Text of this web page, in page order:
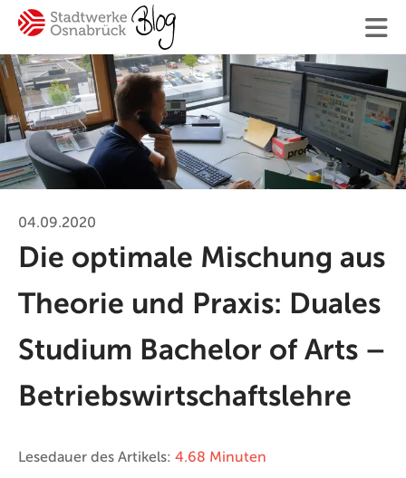
Finden
Ihre Suche
#Mitarbeiter
#Energie
#Mobilität #Trinkwasser #Hilfe #Versorgung
Blogger:innen
Kontakt
04.09.2020
Die optimale Mischung aus
Theorie und Praxis: Duales
Studium Bachelor of Arts –
Betriebswirtschaftslehre
Lesedauer des Artikels: 4.68 Minuten